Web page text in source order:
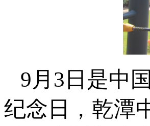
9月3日是中
纪念日，乾潭